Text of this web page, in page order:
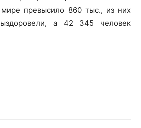
превысило 860 тыс., из них
а 42 345 человек